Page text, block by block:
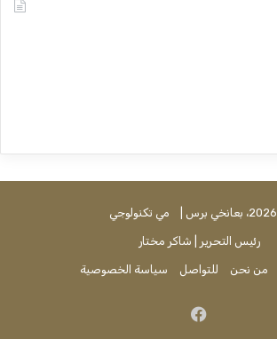
مي تكنولوجي
رئيس التحرير | شاكر مختار
من نحن للتواصل سياسة الخصوصية